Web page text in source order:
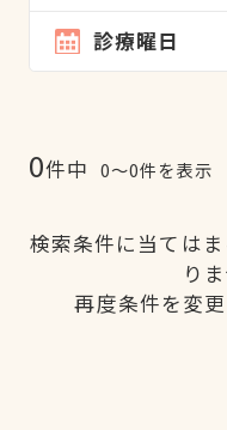
診療曜日
0件中 0〜0件を表示
検索条件に当ては
り
再度条件を変